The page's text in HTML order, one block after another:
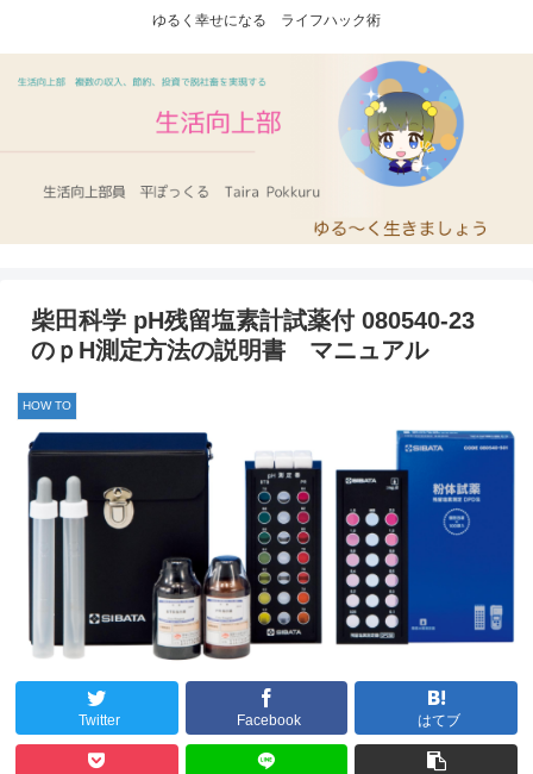
ゆるく幸せになる ライフハック術
柴田科学 pH残留塩素計試薬付 080540-23
のｐH測定方法の説明書 マニュアル
HOW TO
Twitter Facebook はてブ